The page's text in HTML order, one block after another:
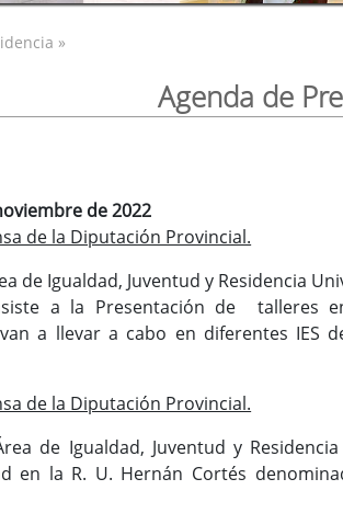
»
Agenda de
de 2022
de la Diputación Provincial.
de Igualdad, Juventud y Residencia
a la Presentación de talleres
a llevar a cabo en diferentes IES
de la Diputación Provincial.
de Igualdad, Juventud y
en la R. U. Hernán Cortés